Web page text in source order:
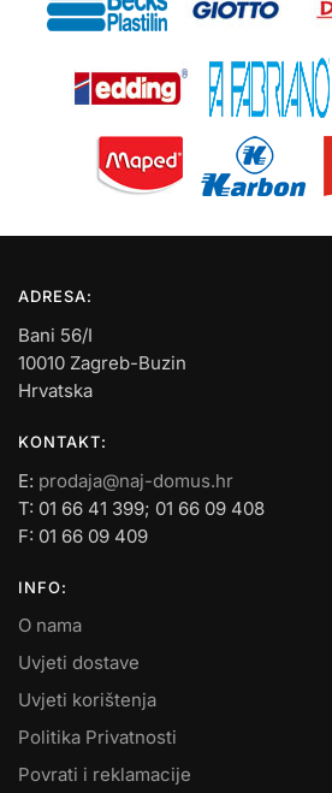
ADRESA:
Bani 56/I
10010 Zagreb-Buzin
Hrvatska
KONTAKT:
E: prodaja@naj-domus.hr
T: 01 66 41 399; 01 66 09 408
F: 01 66 09 409
INFO:
O nama
Uvjeti dostave
Uvjeti korištenja
Politika Privatnosti
Povrati i reklamacije